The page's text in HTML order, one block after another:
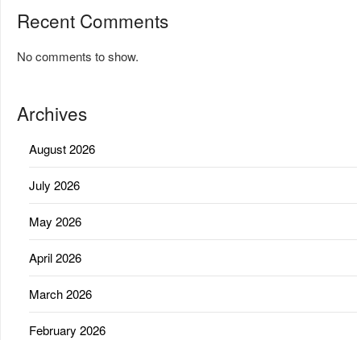
Recent Comments
No comments to show.
Archives
August 2026
July 2026
May 2026
April 2026
March 2026
February 2026